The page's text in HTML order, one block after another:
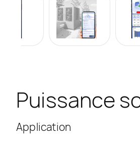
Puissance
Application